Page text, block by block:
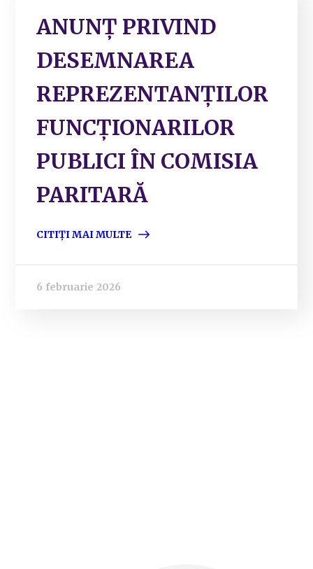
ANUNȚ PRIVIND
DESEMNAREA
REPREZENTANȚILOR
FUNCȚIONARILOR
PUBLICI ÎN COMISIA
PARITARĂ
CITIȚI MAI MULTE
6 februarie 2026